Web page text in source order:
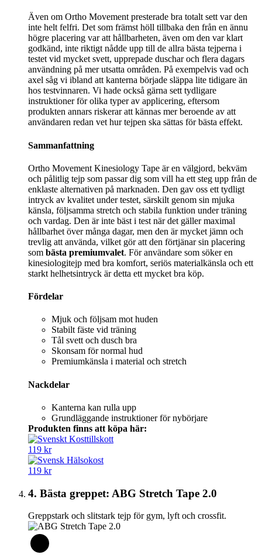
Även om Ortho Movement presterade bra totalt sett var den
inte helt felfri. Det som främst höll tillbaka den från en ännu
högre placering var att hållbarheten, även om den var klart
godkänd, inte riktigt nådde upp till de allra bästa tejperna i
testet vid mycket svett, upprepade duschar och flera dagars
användning på mer utsatta områden. På exempelvis vad och
axel såg vi ibland att kanterna började släppa lite tidigare än
hos testvinnaren. Vi hade också gärna sett tydligare
instruktioner för olika typer av applicering, eftersom
produkten annars riskerar att kännas mer beroende av att
användaren redan vet hur tejpen ska sättas för bästa effekt.
Sammanfattning
Ortho Movement Kinesiology Tape är en välgjord, bekväm
och pålitlig tejp som passar dig som vill ha ett steg upp från de
enklaste alternativen på marknaden. Den gav oss ett tydligt
intryck av kvalitet under testet, särskilt genom sin mjuka
känsla, följsamma stretch och stabila funktion under träning
och vardag. Den är inte bäst i test när det gäller maximal
hållbarhet över många dagar, men den är mycket jämn och
trevlig att använda, vilket gör att den förtjänar sin placering
som bästa premiumvalet. För användare som söker en
kinesiologitejp med bra komfort, seriös materialkänsla och ett
starkt helhetsintryck är detta ett mycket bra köp.
Fördelar
Mjuk och följsam mot huden
Stabilt fäste vid träning
Tål svett och dusch bra
Skonsam för normal hud
Premiumkänsla i material och stretch
Nackdelar
Kanterna kan rulla upp
Grundläggande instruktioner för nybörjare
Produkten finns att köpa här:
119 kr
119 kr
4. Bästa greppet: ABG Stretch Tape 2.0
Greppstark och slitstark tejp för gym, lyft och crossfit.